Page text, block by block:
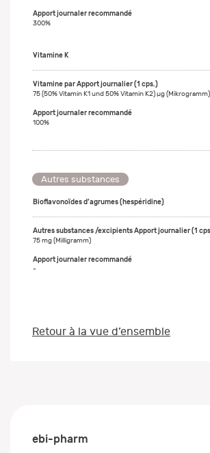
300%
Vitamine K
75 (50% Vitamin K1 und 50% Vitamin K2) µg (Mikrogramm)
100%
Autres substances
Bioflavonoïdes d’agrumes (hespéridine)
75 mg (Milligramm)
-
Retour à la vue d’ensemble
ebi-pharm